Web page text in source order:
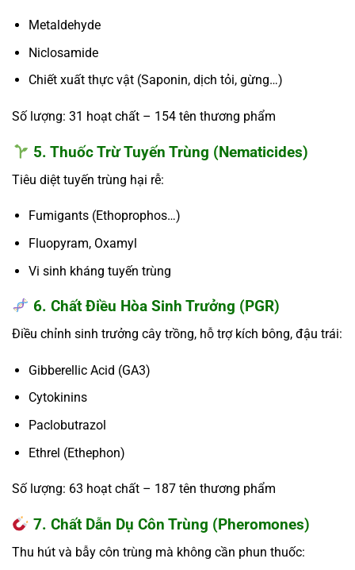
Metaldehyde
Niclosamide
Chiết xuất thực vật (Saponin, dịch tỏi, gừng…)
Số lượng: 31 hoạt chất – 154 tên thương phẩm
5. Thuốc Trừ Tuyến Trùng (Nematicides)
Tiêu diệt tuyến trùng hại rễ:
Fumigants (Ethoprophos…)
Fluopyram, Oxamyl
Vi sinh kháng tuyến trùng
6. Chất Điều Hòa Sinh Trưởng (PGR)
Điều chỉnh sinh trưởng cây trồng, hỗ trợ kích bông, đậu trái:
Gibberellic Acid (GA3)
Cytokinins
Paclobutrazol
Ethrel (Ethephon)
Số lượng: 63 hoạt chất – 187 tên thương phẩm
7. Chất Dẫn Dụ Côn Trùng (Pheromones)
Thu hút và bẫy côn trùng mà không cần phun thuốc: